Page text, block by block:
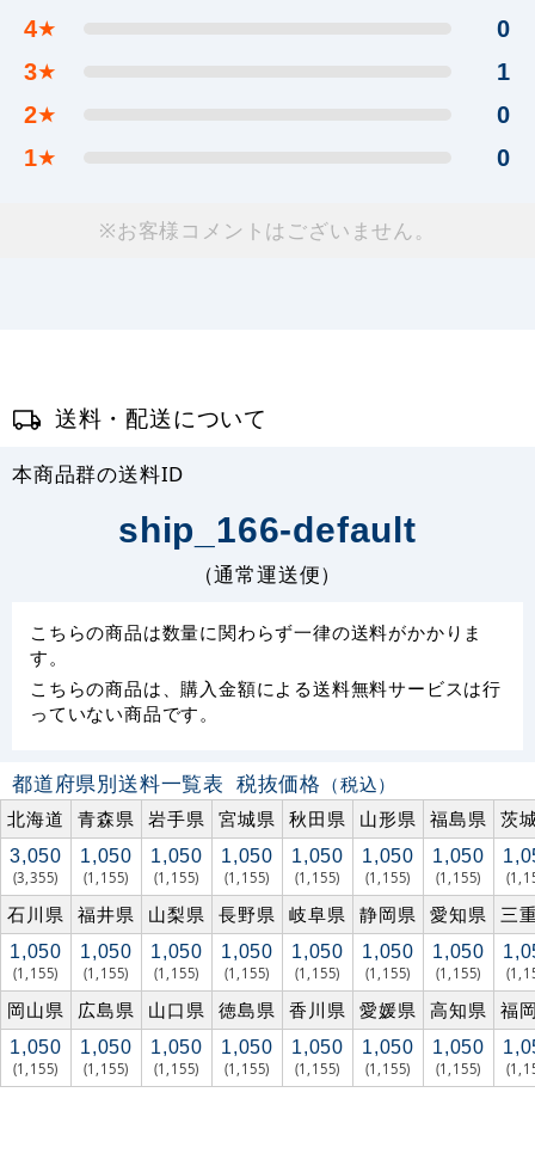
4★
0
3★
1
2★
0
1★ 0
※お客様コメントはございません。
送料・配送について
本商品群の送料ID
ship_166-default
（通常運送便）
こちらの商品は数量に関わらず一律の送料がかかりま
す。
こちらの商品は、購入金額による送料無料サービスは行
っていない商品です。
都道府県別送料一覧表 税抜価格 （税込）
北海道
青森県 岩手県 宮城県 秋田県 山形県 福島県 茨
3,050
(3,355)
1,050
(1,155)
1,050
(1,155)
1,050
(1,155)
1,050
(1,155)
1,050
(1,155)
1,050
(1,155)
石川県 福井県 山梨県 長野県 岐阜県 静岡県 愛知県 三
1,050
(1,155)
1,050
(1,155)
1,050
(1,155)
1,050
(1,155)
1,050
(1,155)
1,050
(1,155)
1,050
(1,155)
岡山県 広島県 山口県 徳島県 香川県 愛媛県 高知県 福
1,050
(1,155)
1,050
(1,155)
1,050
(1,155)
1,050
(1,155)
1,050
(1,155)
1,050
(1,155)
1,050
(1,155)